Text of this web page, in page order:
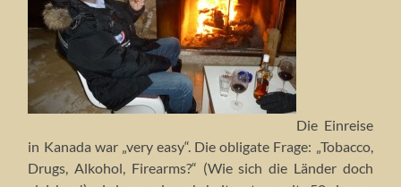
Die Einreise
in Kanada war „very easy“. Die obligate Frage: „Tobacco,
Drugs, Alkohol, Firearms?“ (Wie sich die Länder doch